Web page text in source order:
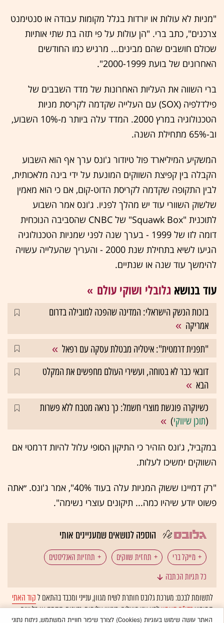
"מניות לא עולות או יורדות בגלל מקומות עבודה או סנטימנט
צרכנים", כתב ברי. "הן עולות על פי תזה בת שתי אותיות
שכולם חושבים שהם מבינים... מרגיש כמו החודשים
האחרונים של בועת 2000-1999".
ברי השווה את העליות האחרונות של מדד השבבים של
פילדלפיה (SOX) עם העלייה שקדמה לקריסת מניות
הטכנולוגיה במרץ 2000. המדד עלה ביותר מ-10% השבוע,
וב-65% מתחילת השנה.
המשקיע המיליארד פול טיודור ג'ונס ערך אף הוא השבוע
הקבלה בין קפיצת השווקים המונעת על ידי בינה מלאכותית,
לבין התקופה שקדמה לקריסת הדוט-קום, אם כי הוא מאמין
שלשוק השוורי עוד יש מהלך לפניו. ג'ונס אמר השבוע
לתוכנית "Squawk Box" של CNBC שהסביבה הנוכחית
דומה לזו של 1999 - בערך שנה לפני שמניות הטכנולוגיה
הגיעו לשיא בתחילת שנת 2000 - והעריך שהעלייה עשויה
להימשך עוד שנה או שנתיים.
עוד בנושא גלובלי ושוקי עולם
בזכות הנשק הישראלי: המדינה שהפכה למובילה בדרום
אמריקה
"תפנית דרמטית": איטליה מבטלת עסקה עם רפאל
דובאי כבר לא בטוחה, ועשירי העולם מחפשים את המקלט
הבא
כשיוקרה פוגשת מוצרי חשמל: כך נראה מטבח ללא פשרות
(תוכן שיווקי)
במקביל, ג'ונס הזהיר כי התיקון הסופי עלול להיות דרמטי אם
השווקים ימשיכו לעלות.
"רק דמיינו ששוק המניות עלה בעוד 40%", אמר ג'ונס. ״אתה
פשוט יודע שיהיו כמה... תיקונים עוצרי נשימה".
הוספה לנושאים שמעניינים אותי
מייקל ברי תחזית שווקים תחזיות האנליסטים
בינה מלאכותית
וול סטריט בועה
כל תגיות הכתבה
לתשומת לבכם: מערכת גלובס חותרת לשיח מגוון, ענייני ומכבד בהתאם לקוד האתי
המופיעבדו"ח האמוןלפיו אנו פועלים. ביטויי אלימות, גזענות, הסתה או כל שיח
האתר עושה שימוש בעוגיות (Cookies) לצורך שיפור חוויית המשתמש, ניתוח נתוני